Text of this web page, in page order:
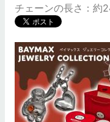
チェーンの長さ：約